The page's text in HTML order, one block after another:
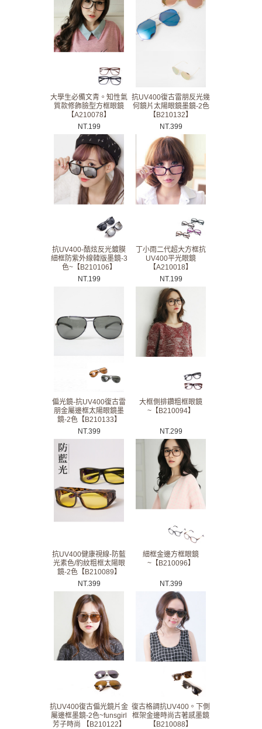
大學生必備文青。知性氣
質款修飾臉型方框眼鏡
【A210078】
NT.199
抗UV400復古雷朋反光幾
何鏡片太陽眼鏡墨鏡-2色
【B210132】
NT.399
抗UV400-酷炫反光鍍膜
細框防紫外線韓版墨鏡-3
色~【B210106】
NT.199
丁小雨二代超大方框抗
UV400平光眼鏡
【A210018】
NT.199
偏光鏡-抗UV400復古雷
朋金屬邊框太陽眼鏡墨
鏡-2色【B210133】
NT.399
大框側排鑽粗框眼鏡
~【B210094】
NT.299
抗UV400健康視線-防藍
光素色/豹紋粗框太陽眼
鏡-2色【B210089】
NT.399
細框金邊方框眼鏡
~【B210096】
NT.399
抗UV400復古偏光鏡片金
屬邊框墨鏡-2色~funsgirl
芳子時尚 【B210122】
復古格調抗UV400。下側
框架金邊時尚古著感墨鏡
【B210088】